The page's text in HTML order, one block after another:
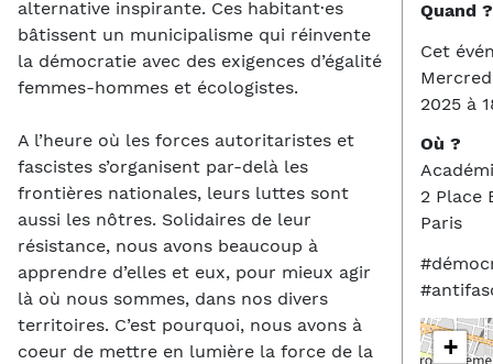
Quand ?
Cet
2025 à
Où ?
2 Place
Paris
+
alternative inspirante. Ces habitant·es
bâtissent un municipalisme qui réinvente
la démocratie avec des exigences d’égalité
femmes-hommes et écologistes.
A l’heure où les forces autoritaristes et
fascistes s’organisent par-delà les
frontières nationales, leurs luttes sont
aussi les nôtres. Solidaires de leur
résistance, nous avons beaucoup à
apprendre d’elles et eux, pour mieux agir
là où nous sommes, dans nos divers
territoires. C’est pourquoi, nous avons à
coeur de mettre en lumière la force de la